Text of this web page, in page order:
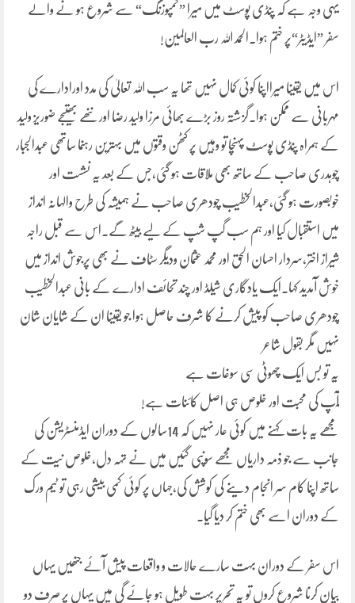
یہی وجہ ہے کہ پنڈی پوسٹ میں میرا ”کمپوزنگ“ سے شروع ہو نے والے
سفر ”ایڈیٹر“پر ختم ہوا۔الحمد اللہ رب العالمین!
اس میں یقینا میرااپنا کوئی کمال نہیں تھا یہ سب اللہ تعالیٰ کی مدد اورادارے کی
مہربانی سے ممکن ہوا۔گزشتہ روز بڑے بھائی مرزا ولید رضا اور ننھے بھتیجے ضوریز ولید
کے ہمراہ پنڈی پوسٹ پہنچا تو وہیں پر کٹھن وقتوں میں بہترین رہنما ساتھی عبدالجبار
چوہدری صاحب کے ساتھ بھی ملاقات ہو گئی،جس کے بعد یہ نشست اور
خوبصورت ہو گئی،عبدالخطیب چودھری صاحب نے ہمیشہ کی طرح والہانہ انداز
میں استقبال کیا اور ہم سب گپ شپ کے لیے بیٹھ گے۔اس سے قبل راجہ
شیراز اختر،سردار احسان الحق اور محمد عثمان ودیگر سٹاف نے بھی پرجوش انداز میں
خوش آمدید کہا۔ایک یادگاری شیلڈ اور چند تحائف ادارے کے بانی عبدالخطیب
چودھری صاحب کو پیش کرنے کا شرف حاصل ہوا جو یقینا ان کے شایان شان
نہیں مگر بقول شاعر
یہ تو بس ایک چھوٹی سی سوغات ہے
ٓآپ کی محبت اور خلوص ہی اصل کائنات ہے!
مجھے یہ بات کہنے میں کوئی عار نہیں کہ 14سالوں کے دوران ایڈمنسٹریشن کی
جانب سے جو ذمہ داریاں مجھے سونپی گئیں میں نے تہہ دل،خلوص نیت کے
ساتھ اپنا کام سر انجام دینے کی کوشش کی،جہاں پر کوئی کمی بیشی رہی تو ٹیم ورک
کے دوران اسے بھی ختم کر دیا گیا۔
اس سفر کے دوران بہت سارے حالات و واقعات پیش آئے جنھیں یہاں
بیان کرنا شروع کروں تو یہ تحریر بہت طویل ہو جائے گی میں یہاں پر صرف دو